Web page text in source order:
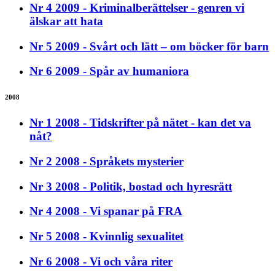
Nr 4 2009 - Kriminalberättelser - genren vi
älskar att hata
Nr 5 2009 - Svårt och lätt – om böcker för barn
Nr 6 2009 - Spår av humaniora
2008
Nr 1 2008 - Tidskrifter på nätet - kan det va
nåt?
Nr 2 2008 - Språkets mysterier
Nr 3 2008 - Politik, bostad och hyresrätt
Nr 4 2008 - Vi spanar på FRA
Nr 5 2008 - Kvinnlig sexualitet
Nr 6 2008 - Vi och våra riter